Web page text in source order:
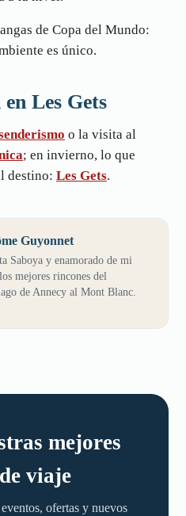
de Copa del Mundo:
es único.
Les Gets
o la visita al
; en invierno, lo que
destino: Les Gets.
Guyonnet
Saboya y enamorado de mi
mejores rincones del
de Annecy al Mont Blanc.
mejores
viaje
ofertas y nuevos